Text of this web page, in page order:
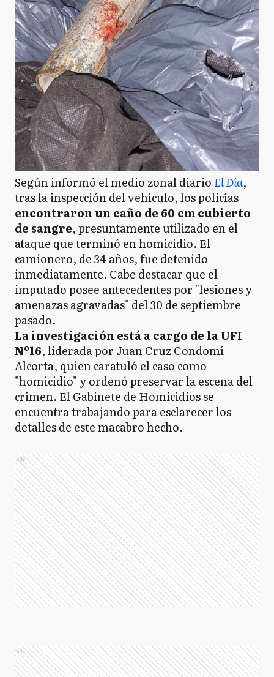
Según informó el medio zonal diario El Día,
tras la inspección del vehículo, los policías
encontraron un caño de 60 cm cubierto
de sangre, presuntamente utilizado en el
ataque que terminó en homicidio. El
camionero, de 34 años, fue detenido
inmediatamente. Cabe destacar que el
imputado posee antecedentes por "lesiones y
amenazas agravadas" del 30 de septiembre
pasado.
La investigación está a cargo de la UFI
Nº16, liderada por Juan Cruz Condomí
Alcorta, quien caratuló el caso como
"homicidio" y ordenó preservar la escena del
crimen. El Gabinete de Homicidios se
encuentra trabajando para esclarecer los
detalles de este macabro hecho.
Ads
Ads